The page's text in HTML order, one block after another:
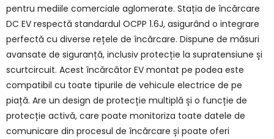
pentru mediile comerciale aglomerate. Stația de încărcare
DC EV respectă standardul OCPP 1.6J, asigurând o integrare
perfectă cu diverse rețele de încărcare. Dispune de măsuri
avansate de siguranță, inclusiv protecție la supratensiune și
scurtcircuit. Acest încărcător EV montat pe podea este
compatibil cu toate tipurile de vehicule electrice de pe
piață. Are un design de protecție multiplă și o funcție de
protecție activă, care poate monitoriza toate datele de
comunicare din procesul de încărcare și poate oferi